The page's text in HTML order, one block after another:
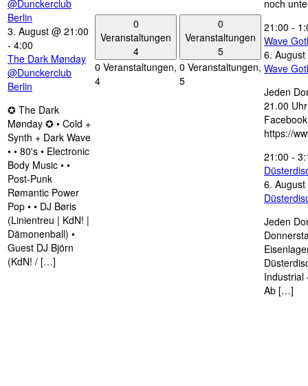
@Dunckerclub
Berlin
3. August @ 21:00
- 4:00
The Dark Mønday
@Dunckerclub
Berlin
✪ The Dark
Mønday ✪ • Cold +
Synth + Dark Wave
• • 80's • Electronic
Body Music • •
Post-Punk
Rømantic Power
Pop • • DJ Børis
(Linientreu | KdN! |
Dämonenball) •
Guest DJ Björn
(KdN! / […]
0
Veranstaltungen
4
0 Veranstaltungen,
4
0
Veranstaltungen
5
0 Veranstaltungen,
5
noch
21:00 -
Wave
6.
Wave
Jeden
21.00
https://
21:00 -
6.
Jeden
Industrial
Ab […]